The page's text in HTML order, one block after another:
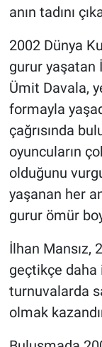
anın tadını
2002 Dünya
gurur yaşatan
Ümit Davala,
formayla
çağrısında
oyuncuların
olduğunu
yaşanan her
gurur ömür
İlhan Mansız,
geçtikçe daha
turnuvalarda
olmak